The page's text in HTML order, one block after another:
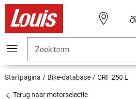
Zoekterm
Startpagina Bike-database CRF 250 L
Terug naar motorselectie